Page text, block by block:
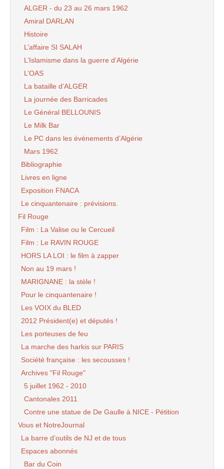
ALGER - du 23 au 26 mars 1962
Amiral DARLAN
Histoire
L’affaire SI SALAH
L’Islamisme dans la guerre d’Algérie
L’OAS
La bataille d’ALGER
La journée des Barricades
Le Général BELLOUNIS
Le Milk Bar
Le PC dans les évènements d’Algérie
Mars 1962
Bibliographie
Livres en ligne
Exposition FNACA
Le cinquantenaire : prévisions.
Fil Rouge
Film : La Valise ou le Cercueil
Film : Le RAVIN ROUGE
HORS LA LOI : le film à zapper
Non au 19 mars !
MARIGNANE : la stèle !
Pour le cinquantenaire !
Les VOIX du BLED
2012 Président(e) et députés !
Les porteuses de feu
La marche des harkis sur PARIS
Société française : les secousses !
Archives "Fil Rouge"
5 juillet 1962 - 2010
Cantonales 2011
Contre une statue de De Gaulle à NICE - Pétition
Vous et NotreJournal
La barre d’outils de NJ et de tous
Espaces abonnés
Bar du Coin